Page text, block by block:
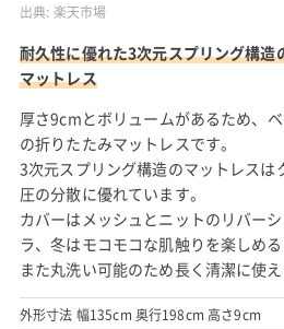
出典: 楽天市場
耐久性に優れた3次元スプリング構造
マットレス
厚さ9cmとボリュームがあるため、
の折りたたみマットレスです。
3次元スプリング構造のマットレスは
圧の分散に優れています。
カバーはメッシュとニットのリバー
ラ、冬はモコモコな肌触りを楽しめる
また丸洗い可能のため長く清潔に使え
外形寸法 幅135cm 奥行198cm 高さ9cm